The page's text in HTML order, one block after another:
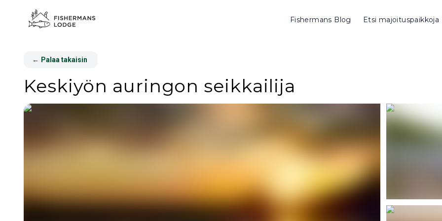
Fishermans Blog Etsi majoituspaikkoja
← Palaa takaisin
Keskiyön auringon seikkailija